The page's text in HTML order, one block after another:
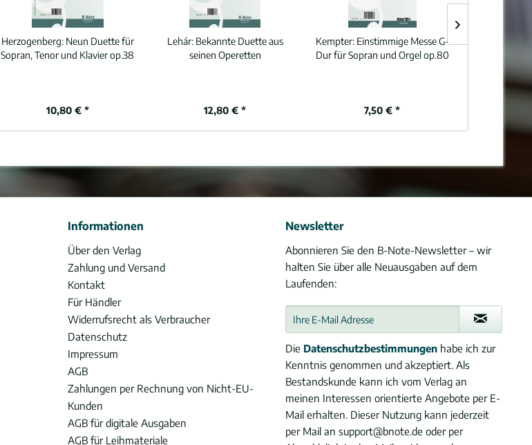
Herzogenberg: Neun Duette für
Sopran, Tenor und Klavier op.38
10,80 € *
Lehár: Bekannte Duette aus
seinen Operetten
12,80 € *
Kempter: Einstimmige Messe G-
Dur für Sopran und Orgel op.80
7,50 € *
Informationen
Über den Verlag
Zahlung und Versand
Kontakt
Für Händler
Widerrufsrecht als Verbraucher
Datenschutz
Impressum
AGB
Zahlungen per Rechnung von Nicht-EU-
Kunden
AGB für digitale Ausgaben
AGB für Leihmateriale
Newsletter
Abonnieren Sie den B-Note-Newsletter – wir
halten Sie über alle Neuausgaben auf dem
Laufenden:
Die Datenschutzbestimmungen habe ich zur
Kenntnis genommen und akzeptiert. Als
Bestandskunde kann ich vom Verlag an
meinen Interessen orientierte Angebote per E-
Mail erhalten. Dieser Nutzung kann jederzeit
per Mail an support@bnote.de oder per